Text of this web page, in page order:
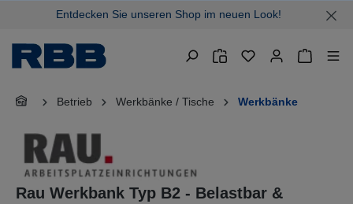
springenEntdecken Sie unseren Shop im neuen Look!
Betrieb Werkbänke / Tische Werkbänke
Rau Werkbank Typ B2 - Belastbar &